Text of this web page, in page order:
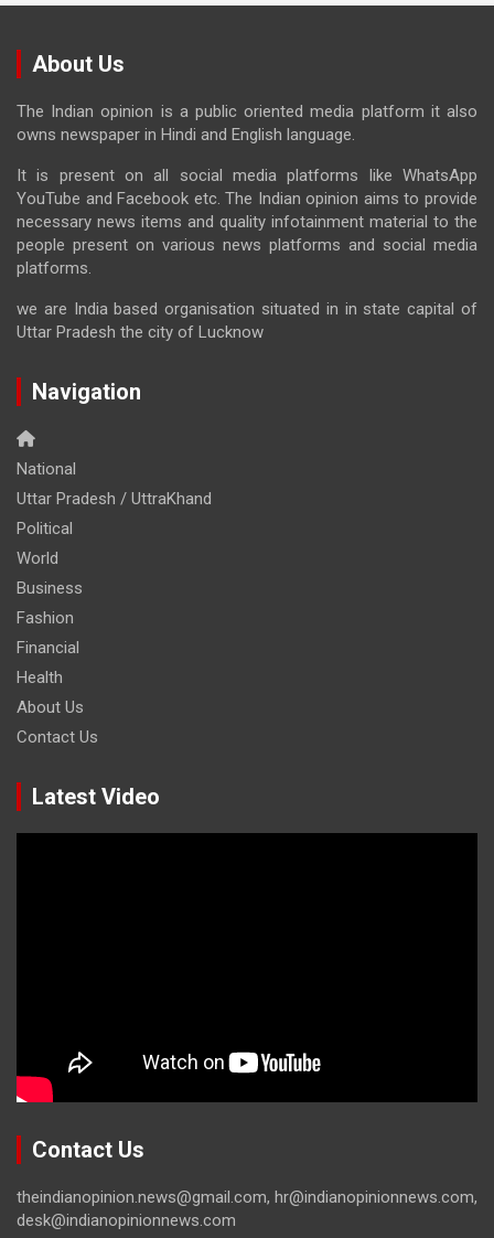
About Us
The Indian opinion is a public oriented media platform it also
owns newspaper in Hindi and English language.
It is present on all social media platforms like WhatsApp
YouTube and Facebook etc. The Indian opinion aims to provide
necessary news items and quality infotainment material to the
people present on various news platforms and social media
platforms.
we are India based organisation situated in in state capital of
Uttar Pradesh the city of Lucknow
Navigation
National
Uttar Pradesh / UttraKhand
Political
World
Business
Fashion
Financial
Health
About Us
Contact Us
Latest Video
Contact Us
theindianopinion.news@gmail.com, hr@indianopinionnews.com,
desk@indianopinionnews.com